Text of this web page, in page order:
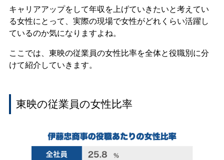
キャリアアップをして年収を上げていきたいと考えてい
る女性にとって、実際の現場で女性がどれくらい活躍し
ているのか気になりますよね。
ここでは、東映の従業員の女性比率を全体と役職別に分
けて紹介していきます。
東映の従業員の女性比率